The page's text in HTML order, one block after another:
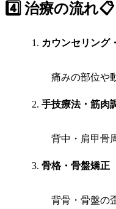
4️⃣ 治療の流れ📋
カウンセリング
痛みの部位や
手技療法・筋肉
背中・肩甲骨
骨格・骨盤矯正
背骨・骨盤の